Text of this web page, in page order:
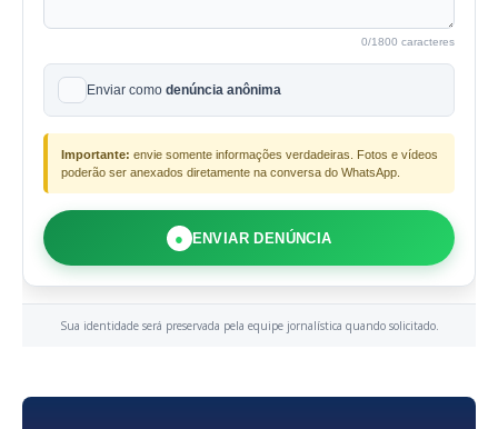
0/1800 caracteres
Enviar como denúncia anônima
Importante: envie somente informações verdadeiras. Fotos e vídeos
poderão ser anexados diretamente na conversa do WhatsApp.
● ENVIAR DENÚNCIA
Sua identidade será preservada pela equipe jornalística quando solicitado.